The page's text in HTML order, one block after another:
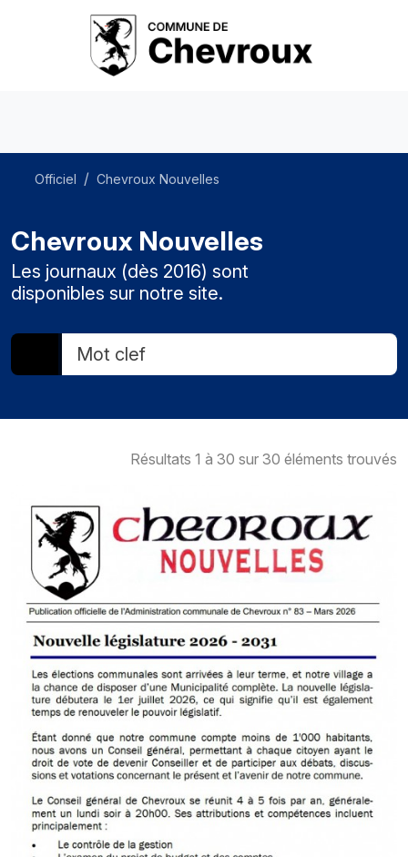
Officiel Chevroux Nouvelles
Chevroux Nouvelles
Les journaux (dès 2016) sont
disponibles sur notre site.
Résultats 1 à 30 sur 30 éléments trouvés